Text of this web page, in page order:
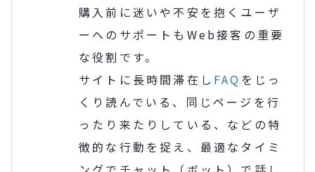
購入前に迷いや不安を抱くユーザ
ーへのサポートもWeb接客の重要
な役割です。
サイトに長時間滞在し FAQ をじっ
くり読んでいる、同じページを行
ったり来たりしている、などの特
徴的な行動を捉え、最適なタイミ